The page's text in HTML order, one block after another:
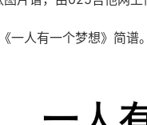
一人有一个梦想》简谱